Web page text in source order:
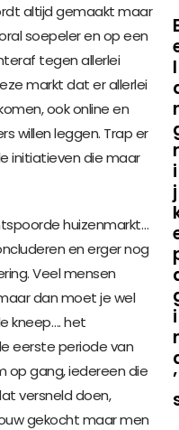
altijd gemaakt maar
soepeler en op een
tegen allerlei
markt dat er allerlei
ook online en
willen leggen. Trap er
initiatieven die maar
huizenmarkt…
en erger nog
Veel mensen
dan moet je wel
kneep…. het
eerste periode van
op gang, iedereen die
versneld doen,
gekocht maar men
l
r
i
j
i
’